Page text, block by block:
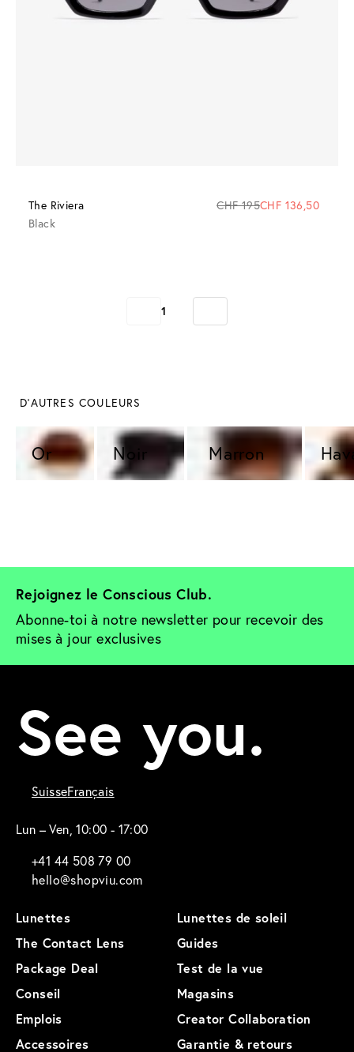
The Riviera CHF 195CHF 136,50
Black
1
D'AUTRES COULEURS
Or Noir Marron
Rejoignez le Conscious Club.
Abonne-toi à notre newsletter pour recevoir des
mises à jour exclusives
See you.
SuisseFrançais
Lun – Ven, 10:00 - 17:00
+41 44 508 79 00
hello@shopviu.com
Lunettes
Lunettes de soleil
The Contact Lens
Guides
Package Deal
Test de la vue
Conseil
Magasins
Emplois
Creator Collaboration
Accessoires
Garantie & retours